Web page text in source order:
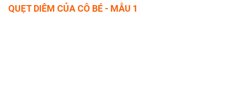
QUẸT DIÊM CỦA CÔ BÉ - MẪU 1